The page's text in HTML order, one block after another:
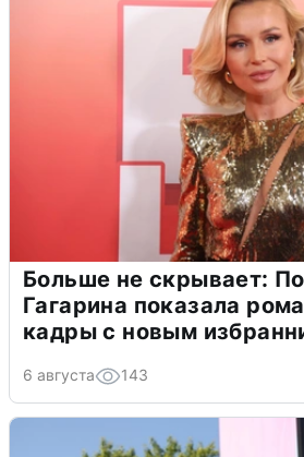
Больше не скрывает:
Гагарина показала
кадры с новым
6 августа 143